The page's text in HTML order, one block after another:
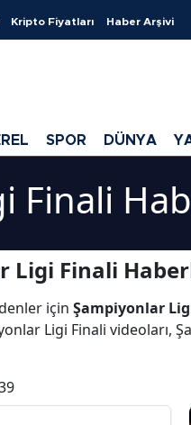
Kripto Fiyatları Haber Arşivi
SPOR DÜNYA
Finali
Ligi Finali
için Şampiyonlar
Ligi Finali videoları,